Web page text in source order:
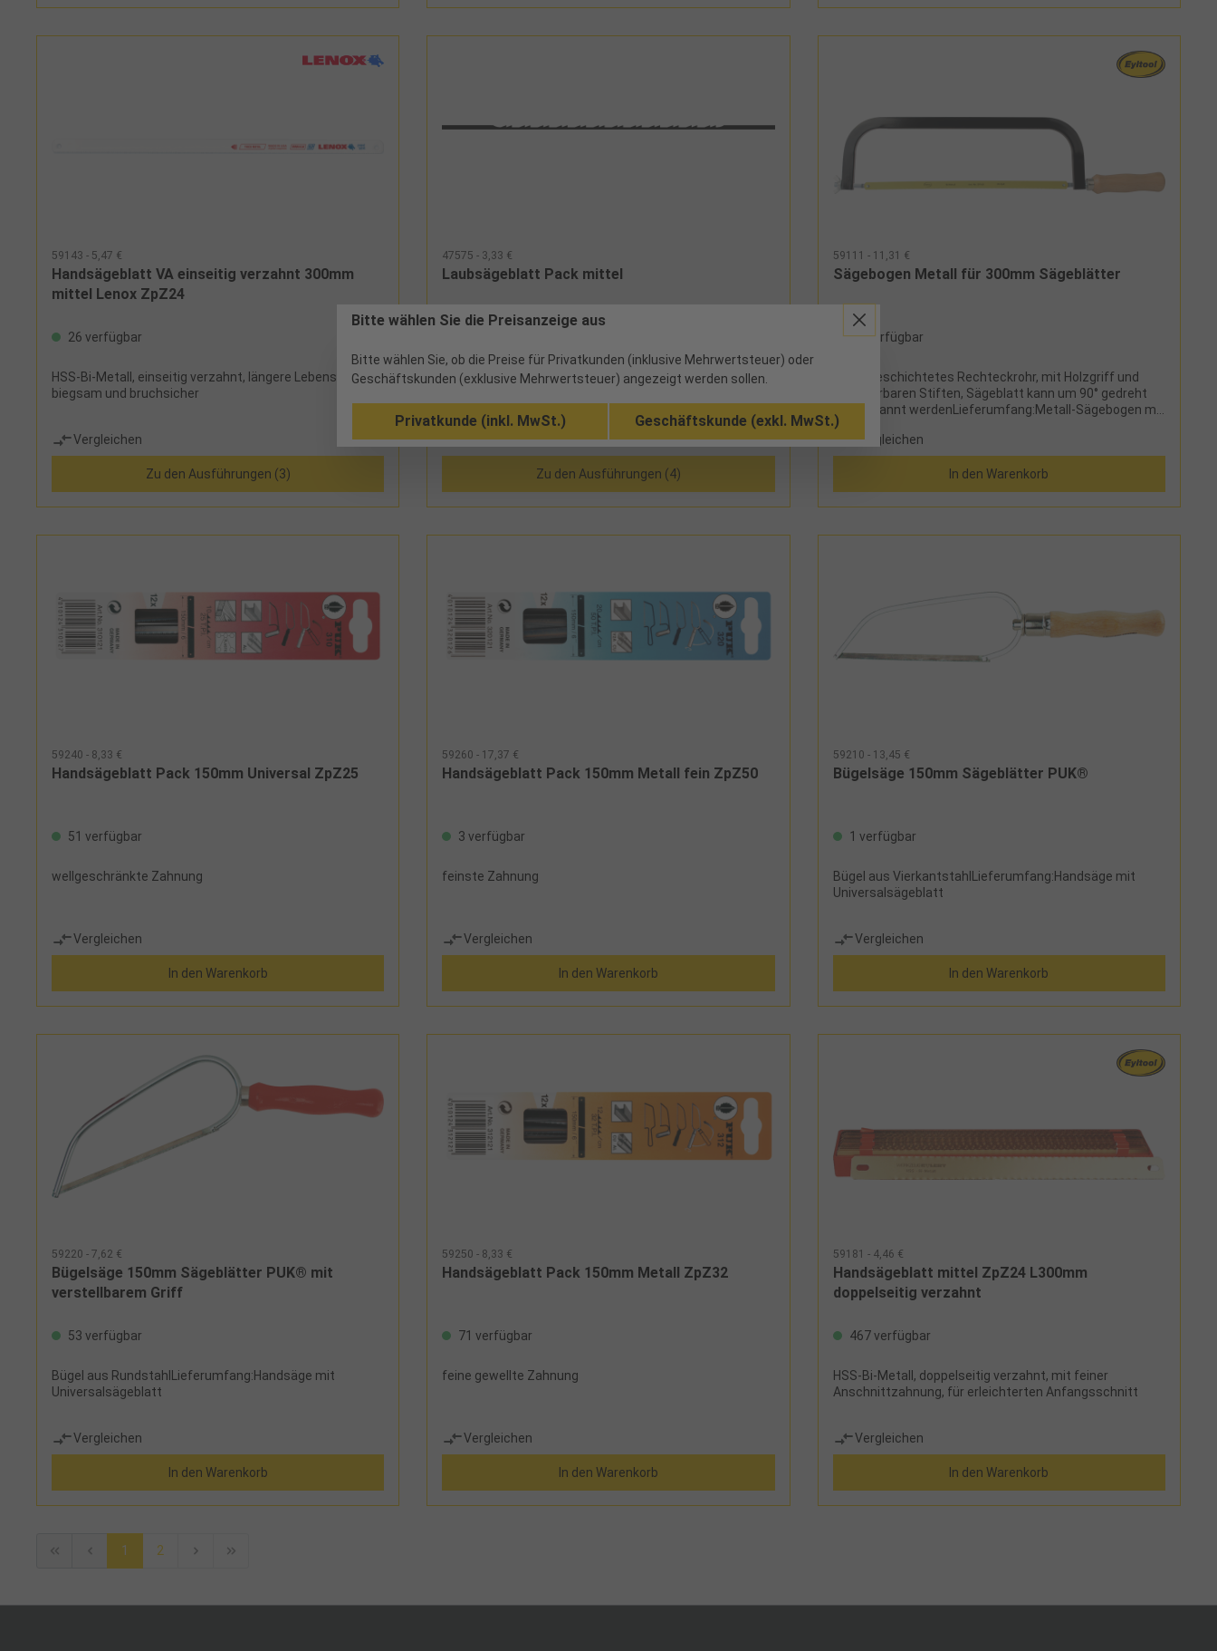
59143 - 5,47 €
Handsägeblatt VA einseitig verzahnt 300mm
mittel Lenox ZpZ24
26 verfügbar
HSS-Bi-Metall, einseitig verzahnt, längere Lebensdauer,
biegsam und bruchsicher
Vergleichen
Zu den Ausführungen (3)
47575 - 3,33 €
Laubsägeblatt Pack mittel
gehärtet mit gewellter Doppelzahnung und rundem
Vergleichen
Zu den Ausführungen (4)
59111 - 11,31 €
Sägebogen Metall für 300mm Sägeblätter
41 verfügbar
pulverbeschichtetes Rechteckrohr, mit Holzgriff und
unverlierbaren Stiften, Sägeblatt kann um 90° gedreht
eingespannt werdenLieferumfang:Metall-Sägebogen mit
Sägeblatt
Vergleichen
In den Warenkorb
59240 - 8,33 €
Handsägeblatt Pack 150mm Universal ZpZ25
51 verfügbar
wellgeschränkte Zahnung
Vergleichen
In den Warenkorb
59260 - 17,37 €
Handsägeblatt Pack 150mm Metall fein ZpZ50
3 verfügbar
feinste Zahnung
Vergleichen
In den Warenkorb
59210 - 13,45 €
Bügelsäge 150mm Sägeblätter PUK®
1 verfügbar
Bügel aus VierkantstahlLieferumfang:Handsäge mit
Universalsägeblatt
Vergleichen
In den Warenkorb
59220 - 7,62 €
Bügelsäge 150mm Sägeblätter PUK® mit
verstellbarem Griff
53 verfügbar
Bügel aus RundstahlLieferumfang:Handsäge mit
Universalsägeblatt
Vergleichen
In den Warenkorb
59250 - 8,33 €
Handsägeblatt Pack 150mm Metall ZpZ32
71 verfügbar
feine gewellte Zahnung
Vergleichen
In den Warenkorb
59181 - 4,46 €
Handsägeblatt mittel ZpZ24 L300mm
doppelseitig verzahnt
467 verfügbar
HSS-Bi-Metall, doppelseitig verzahnt, mit feiner
Anschnittzahnung, für erleichterten Anfangsschnitt
Vergleichen
In den Warenkorb
1 2
Bitte wählen Sie die Preisanzeige aus
Bitte wählen Sie, ob die Preise für Privatkunden (inklusive Mehrwertsteuer) oder
Geschäftskunden (exklusive Mehrwertsteuer) angezeigt werden sollen.
Privatkunde (inkl. MwSt.) Geschäftskunde (exkl. MwSt.)